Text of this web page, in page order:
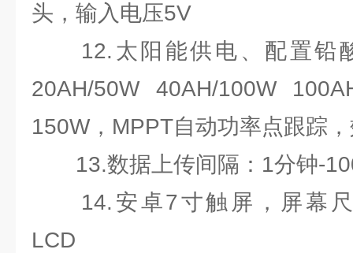
头，输入电压5V
12.太阳能供电、配置铅
20AH/50W 40AH/100W
150W，MPPT自动功率点跟踪
13.数据上传间隔：1分钟-
14.安卓7寸触屏，屏幕尺
LCD